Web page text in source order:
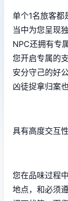
单个1名旅客都
当中为您呈现
NPC还拥有专
您开启专属的
安分守己的好
凶徒捉拿归案
具有高度交互
您在品味过程
地点，和必须